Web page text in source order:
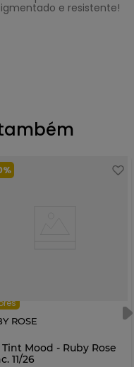
e resistente!
ROSE
Tint Mood - Ruby Rose
11/26